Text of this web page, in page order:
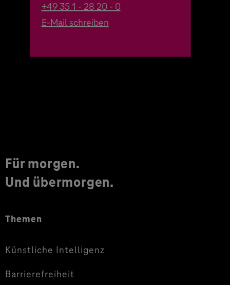
+49 35 1 - 28 20 - 0
E-Mail schreiben
Für morgen.
Und übermorgen.
Themen
Künstliche Intelligenz
Barrierefreiheit